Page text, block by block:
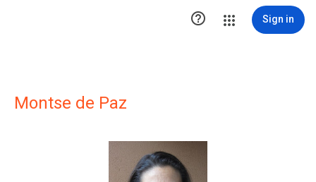
 Sign in
Montse de Paz